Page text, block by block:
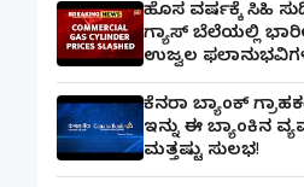
ಹೊಸ ವರ್ಷಕ್ಕೆ ಸಿಹಿ
ಗ್ಯಾಸ್‌ ಬೆಲೆಯಲ್ಲಿ
ಉಜ್ವಲ
ಕೆನರಾ ಬ್ಯಾಂಕ್‌
ಇನ್ನು ಈ ಬ್ಯಾಂಕಿನ
ಮತ್ತಷ್ಟು ಸುಲಭ!